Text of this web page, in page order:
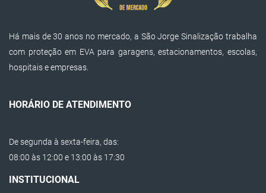
Prisma de Concreto para Sinalização
Trava Rodas
Protetor de Doca EVA
Protetor de Cabos
Há mais de 30 anos no mercado, a São Jorge Sinalização trabalha
com proteção em EVA para garagens, estacionamentos, escolas,
hospitais e empresas.
HORÁRIO DE ATENDIMENTO
De segunda à sexta-feira, das:
08:00 às 12:00 e 13:00 às 17:30
INSTITUCIONAL